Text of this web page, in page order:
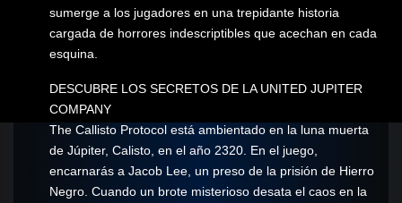
sumerge a los jugadores en una trepidante historia
cargada de horrores indescriptibles que acechan en cada
esquina.
DESCUBRE LOS SECRETOS DE LA UNITED JUPITER
COMPANY
The Callisto Protocol está ambientado en la luna muerta
de Júpiter, Calisto, en el año 2320. En el juego,
encarnarás a Jacob Lee, un preso de la prisión de Hierro
Negro. Cuando un brote misterioso desata el caos en la